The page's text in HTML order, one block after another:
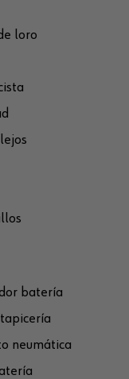
loro
batería
neumática